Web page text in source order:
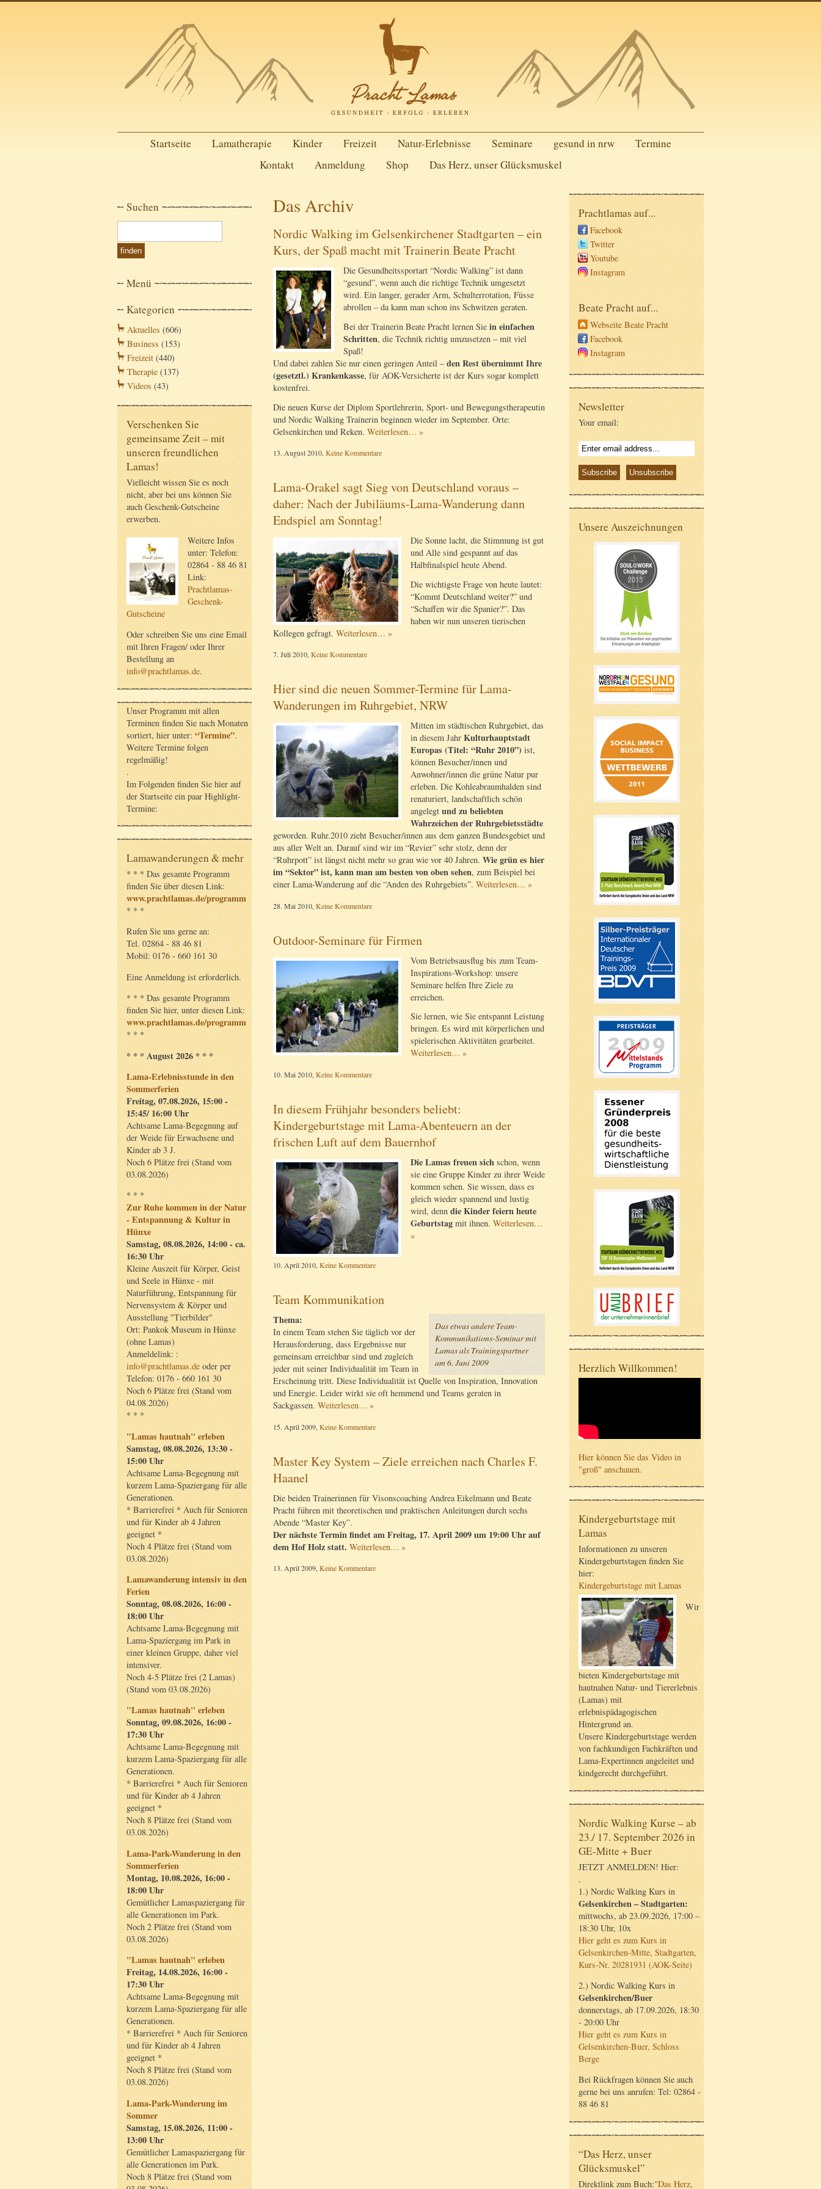
Startseite Lamatherapie Kinder Freizeit Natur-Erlebnisse Seminare gesund in nrw
Termine
Kontakt
Anmeldung Shop Das Herz, unser Glücksmuskel
Suchen
Menü
Kategorien
Aktuelles (606)
Business (153)
Freizeit (440)
Therapie (137)
Videos (43)
Verschenken Sie
gemeinsame Zeit – mit
unseren freundlichen
Lamas!
Vielleicht wissen Sie es noch
nicht, aber bei uns können Sie
auch Geschenk-Gutscheine
erwerben.
Weitere Infos
unter: Telefon:
02864 - 88 46 81
Link:
Prachtlamas-
Geschenk-
Gutscheine
Oder schreiben Sie uns eine Email
mit Ihren Fragen/ oder Ihrer
Bestellung an
info@prachtlamas.de.
Unser Programm mit allen
Terminen finden Sie nach Monaten
sortiert, hier unter: “Termine”.
Weitere Termine folgen
regelmäßig!
.
Im Folgenden finden Sie hier auf
der Startseite ein paar Highlight-
Termine:
Lamawanderungen & mehr
* * * Das gesamte Programm
finden Sie über diesen Link:
www.prachtlamas.de/programm
* * *
Rufen Sie uns gerne an:
Tel. 02864 - 88 46 81
Mobil: 0176 - 660 161 30
Eine Anmeldung ist erforderlich.
* * * Das gesamte Programm
finden Sie hier, unter diesen Link:
www.prachtlamas.de/programm
* * *
* * * August 2026 * * *
Lama-Erlebnisstunde in den
Sommerferien
Freitag, 07.08.2026, 15:00 -
15:45/ 16:00 Uhr
Achtsame Lama-Begegnung auf
der Weide für Erwachsene und
Kinder ab 3 J.
Noch 6 Plätze frei (Stand vom
03.08.2026)
* * *
Zur Ruhe kommen in der Natur
- Entspannung & Kultur in
Hünxe
Samstag, 08.08.2026, 14:00 - ca.
16:30 Uhr
Kleine Auszeit für Körper, Geist
und Seele in Hünxe - mit
Naturführung, Entspannung für
Nervensystem & Körper und
Ausstellung "Tierbilder"
Ort: Pankok Museum in Hünxe
(ohne Lamas)
Anmeldelink: :
info@prachtlamas.de oder per
Telefon: 0176 - 660 161 30
Noch 6 Plätze frei (Stand vom
04.08.2026)
* * *
"Lamas hautnah" erleben
Samstag, 08.08.2026, 13:30 -
15:00 Uhr
Achtsame Lama-Begegnung mit
kurzem Lama-Spaziergang für alle
Generationen.
* Barrierefrei * Auch für Senioren
und für Kinder ab 4 Jahren
geeignet *
Noch 4 Plätze frei (Stand vom
03.08.2026)
Lamawanderung intensiv in den
Ferien
Sonntag, 08.08.2026, 16:00 -
18:00 Uhr
Achtsame Lama-Begegnung mit
Lama-Spaziergang im Park in
einer kleinen Gruppe, daher viel
intensiver.
Noch 4-5 Plätze frei (2 Lamas)
(Stand vom 03.08.2026)
"Lamas hautnah" erleben
Sonntag, 09.08.2026, 16:00 -
17:30 Uhr
Achtsame Lama-Begegnung mit
kurzem Lama-Spaziergang für alle
Generationen.
* Barrierefrei * Auch für Senioren
und für Kinder ab 4 Jahren
geeignet *
Noch 8 Plätze frei (Stand vom
03.08.2026)
Lama-Park-Wanderung in den
Sommerferien
Montag, 10.08.2026, 16:00 -
18:00 Uhr
Gemütlicher Lamaspaziergang für
alle Generationen im Park.
Noch 2 Plätze frei (Stand vom
03.08.2026)
"Lamas hautnah" erleben
Freitag, 14.08.2026, 16:00 -
17:30 Uhr
Achtsame Lama-Begegnung mit
kurzem Lama-Spaziergang für alle
Generationen.
* Barrierefrei * Auch für Senioren
und für Kinder ab 4 Jahren
geeignet *
Noch 8 Plätze frei (Stand vom
03.08.2026)
Lama-Park-Wanderung im
Sommer
Samstag, 15.08.2026, 11:00 -
13:00 Uhr
Gemütlicher Lamaspaziergang für
alle Generationen im Park.
Noch 8 Plätze frei (Stand vom
Prachtlamas auf...
Facebook
Twitter
Youtube
Instagram
Beate Pracht auf...
Webseite Beate Pracht
Facebook
Instagram
Newsletter
Your email:
Unsere Auszeichnungen
Herzlich Willkommen!
Hier können Sie das Video in
"groß" anschauen.
Kindergeburtstage mit
Lamas
Informationen zu unseren
Kindergeburtstagen finden Sie
hier:
Kindergeburtstage mit Lamas
Wir
bieten Kindergeburtstage mit
hautnahen Natur- und Tiererlebnis
(Lamas) mit
erlebnispädagogischen
Hintergrund an.
Unsere Kindergeburtstage werden
von fachkundigen Fachkräften und
Lama-Expertinnen angeleitet und
kindgerecht durchgeführt.
Nordic Walking Kurse – ab
23./ 17. September 2026 in
GE-Mitte + Buer
JETZT ANMELDEN! Hier:
.
1.) Nordic Walking Kurs in
Gelsenkirchen – Stadtgarten:
mittwochs, ab 23.09.2026, 17:00 –
18:30 Uhr, 10x
Hier geht es zum Kurs in
Gelsenkirchen-Mitte, Stadtgarten,
Kurs-Nr. 20281931 (AOK-Seite)
2.) Nordic Walking Kurs in
Gelsenkirchen/Buer
donnerstags, ab 17.09.2026, 18:30
- 20:00 Uhr
Hier geht es zum Kurs in
Gelsenkirchen-Buer, Schloss
Berge
Bei Rückfragen können Sie auch
gerne bei uns anrufen: Tel: 02864 -
88 46 81
“Das Herz, unser
Glücksmuskel”
Direktlink zum Buch:"Das Herz,
Das Archiv
Nordic Walking im Gelsenkirchener Stadtgarten – ein
Kurs, der Spaß macht mit Trainerin Beate Pracht
Die Gesundheitssportart “Nordic Walking” ist dann
“gesund”, wenn auch die richtige Technik umgesetzt
wird. Ein langer, gerader Arm, Schulterrotation, Füsse
abrollen – da kann man schon ins Schwitzen geraten.
Bei der Trainerin Beate Pracht lernen Sie in einfachen
Schritten, die Technik richtig umzusetzen – mit viel
Spaß!
Und dabei zahlen Sie nur einen geringen Anteil –den Rest übernimmt Ihre
(gesetztl.) Krankenkasse, für AOK-Versicherte ist der Kurs sogar komplett
kostenfrei.
Die neuen Kurse der Diplom Sportlehrerin, Sport- und Bewegungstherapeutin
und Nordic Walking Trainerin beginnen wieder im September. Orte:
Gelsenkirchen und Reken. Weiterlesen… »
13. August 2010, Keine Kommentare
Lama-Orakel sagt Sieg von Deutschland voraus –
daher: Nach der Jubiläums-Lama-Wanderung dann
Endspiel am Sonntag!
Die Sonne lacht, die Stimmung ist gut
und Alle sind gespannt auf das
Halbfinalspiel heute Abend.
Die wichtigste Frage von heute lautet:
“Kommt Deutschland weiter?” und
“Schaffen wir die Spanier?”. Das
haben wir nun unseren tierischen
Kollegen gefragt. Weiterlesen… »
7. Juli 2010, Keine Kommentare
Hier sind die neuen Sommer-Termine für Lama-
Wanderungen im Ruhrgebiet, NRW
Mitten im städtischen Ruhrgebiet, das
in diesem Jahr Kulturhauptstadt
Europas (Titel: “Ruhr 2010”) ist,
können Besucher/innen und
Anwohner/innen die grüne Natur pur
erleben. Die Kohleabraumhalden sind
renaturiert, landschaftlich schön
angelegt und zu beliebten
Wahrzeichen der Ruhrgebietsstädte
geworden. Ruhr.2010 zieht Besucher/innen aus dem ganzen Bundesgebiet und
aus aller Welt an. Darauf sind wir im “Revier” sehr stolz, denn der
“Ruhrpott” ist längst nicht mehr so grau wie vor 40 Jahren. Wie grün es hier
im “Sektor” ist, kann man am besten von oben sehen, zum Beispiel bei
einer Lama-Wanderung auf die “Anden des Ruhrgebiets”. Weiterlesen… »
28. Mai 2010, Keine Kommentare
Outdoor-Seminare für Firmen
Vom Betriebsausflug bis zum Team-
Inspirations-Workshop: unsere
Seminare helfen Ihre Ziele zu
erreichen.
Sie lernen, wie Sie entspannt Leistung
bringen. Es wird mit körperlichen und
spielerischen Aktivitäten gearbeitet.
Weiterlesen… »
10. Mai 2010, Keine Kommentare
In diesem Frühjahr besonders beliebt:
Kindergeburtstage mit Lama-Abenteuern an der
frischen Luft auf dem Bauernhof
Die Lamas freuen sich schon, wenn
sie eine Gruppe Kinder zu ihrer Weide
kommen sehen. Sie wissen, dass es
gleich wieder spannend und lustig
wird, denn die Kinder feiern heute
Geburtstag mit ihnen. Weiterlesen…
»
10. April 2010, Keine Kommentare
Team Kommunikation
Das etwas andere Team-
Kommunikations-Seminar mit
Lamas als Trainingspartner
am 6. Juni 2009
Thema:
In einem Team stehen Sie täglich vor der
Herausforderung, dass Ergebnisse nur
gemeinsam erreichbar sind und zugleich
jeder mit seiner Individualität im Team in
Erscheinung tritt. Diese Individualität ist Quelle von Inspiration, Innovation
und Energie. Leider wirkt sie oft hemmend und Teams geraten in
Sackgassen. Weiterlesen… »
15. April 2009, Keine Kommentare
Master Key System – Ziele erreichen nach Charles F.
Haanel
Die beiden Trainerinnen für Visonscoaching Andrea Eikelmann und Beate
Pracht führen mit theoretischen und praktischen Anleitungen durch sechs
Abende “Master Key”.
Der nächste Termin findet am Freitag, 17. April 2009 um 19:00 Uhr auf
dem Hof Holz statt. Weiterlesen… »
13. April 2009, Keine Kommentare